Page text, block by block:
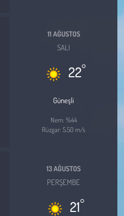
11 AĞUSTOS
SALI
22°
Güneşli
Nem: %44
Rüzgar: 5.50 m/s
13 AĞUSTOS
PERŞEMBE
21°